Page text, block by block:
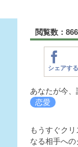
閲覧数：
シェアする
あなたが今、
恋愛
もうすぐク
なる相手へ